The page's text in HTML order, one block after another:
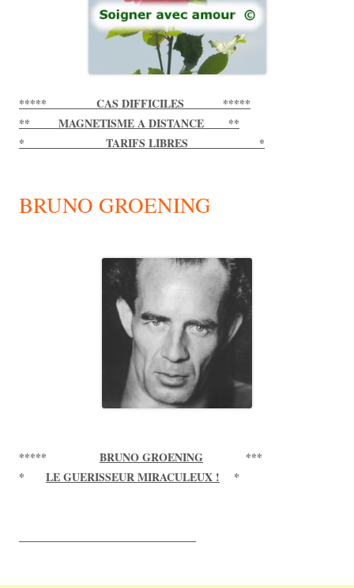
***** CAS DIFFICILES *****
** MAGNETISME A DISTANCE **
* TARIFS LIBRES *
BRUNO GROENING
***** BRUNO GROENING ***
* LE GUERISSEUR MIRACULEUX ! *